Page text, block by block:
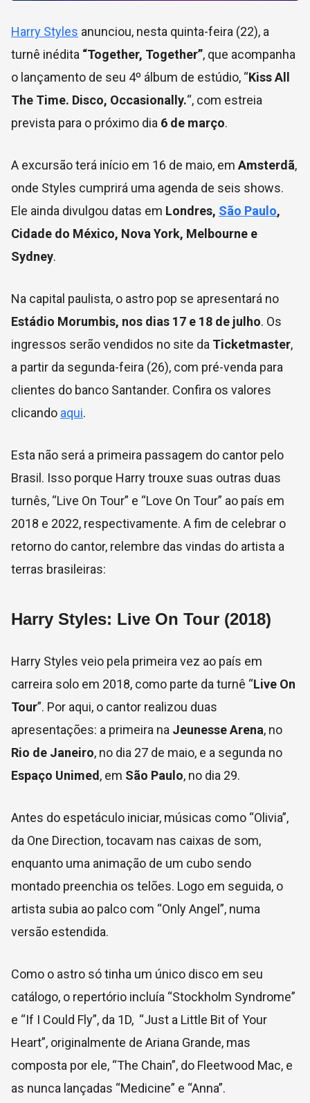
Harry Styles anunciou, nesta quinta-feira (22), a
turnê inédita “Together, Together”, que acompanha
o lançamento de seu 4º álbum de estúdio, “Kiss All
The Time. Disco, Occasionally.“, com estreia
prevista para o próximo dia 6 de março.
A excursão terá início em 16 de maio, em Amsterdã,
onde Styles cumprirá uma agenda de seis shows.
Ele ainda divulgou datas em Londres, São Paulo,
Cidade do México, Nova York, Melbourne e
Sydney.
Na capital paulista, o astro pop se apresentará no
Estádio Morumbis, nos dias 17 e 18 de julho. Os
ingressos serão vendidos no site da Ticketmaster,
a partir da segunda-feira (26), com pré-venda para
clientes do banco Santander. Confira os valores
clicando aqui.
Esta não será a primeira passagem do cantor pelo
Brasil. Isso porque Harry trouxe suas outras duas
turnês, “Live On Tour” e “Love On Tour” ao país em
2018 e 2022, respectivamente. A fim de celebrar o
retorno do cantor, relembre das vindas do artista a
terras brasileiras:
Harry Styles: Live On Tour (2018)
Harry Styles veio pela primeira vez ao país em
carreira solo em 2018, como parte da turnê “Live On
Tour”. Por aqui, o cantor realizou duas
apresentações: a primeira na Jeunesse Arena, no
Rio de Janeiro, no dia 27 de maio, e a segunda no
Espaço Unimed, em São Paulo, no dia 29.
Antes do espetáculo iniciar, músicas como “Olivia”,
da One Direction, tocavam nas caixas de som,
enquanto uma animação de um cubo sendo
montado preenchia os telões. Logo em seguida, o
artista subia ao palco com “Only Angel”, numa
versão estendida.
Como o astro só tinha um único disco em seu
catálogo, o repertório incluía “Stockholm Syndrome”
e “If I Could Fly”, da 1D, “Just a Little Bit of Your
Heart”, originalmente de Ariana Grande, mas
composta por ele, “The Chain”, do Fleetwood Mac, e
as nunca lançadas “Medicine” e “Anna”.